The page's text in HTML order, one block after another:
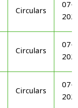
Circulars
07-
Circulars
07-
Circulars
07-